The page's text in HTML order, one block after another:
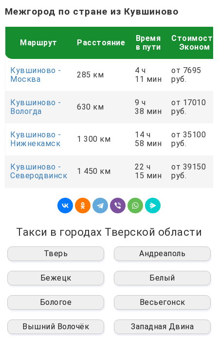
Межгород по стране из Кувшиново
Маршрут Расстояние
Время
в пути
Стоимость
Эконом
Кувшиново -
Москва
285 км
4 ч
11 мин
от 7695
руб.
Кувшиново -
Вологда
630 км
9 ч
38 мин
от 17010
руб.
Кувшиново -
Нижнекамск
1 300 км
14 ч
58 мин
от 35100
руб.
Кувшиново -
Северодвинск
1 450 км
22 ч
15 мин
от 39150
руб.
Такси в городах Тверской области
Тверь Андреаполь
Бежецк Белый
Бологое Весьегонск
Вышний Волочёк Западная Двина